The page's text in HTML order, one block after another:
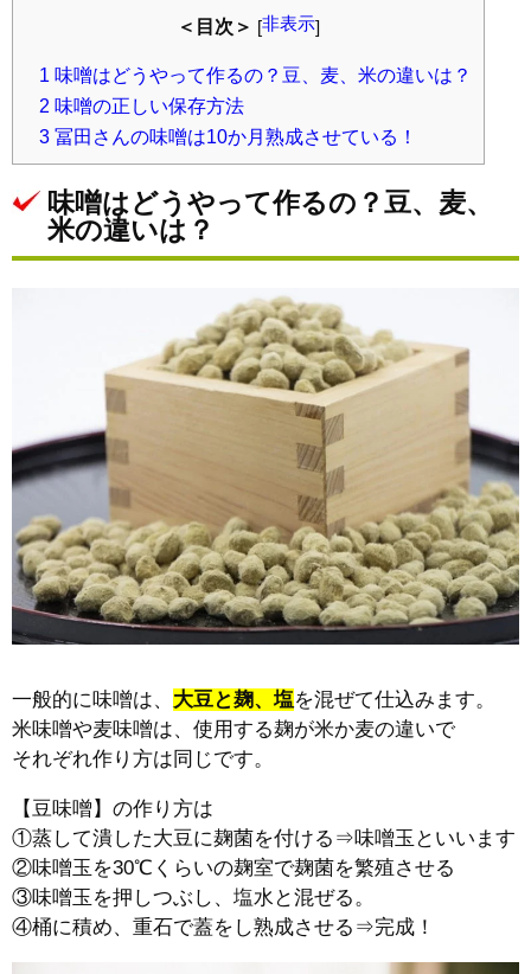
＜目次＞ [非表示]
1 味噌はどうやって作るの？豆、麦、米の違いは？
2 味噌の正しい保存方法
3 冨田さんの味噌は10か月熟成させている！
味噌はどうやって作るの？豆、麦、
米の違いは？
一般的に味噌は、 大豆と麹、塩を混ぜて仕込みます。
米味噌や麦味噌は、使用する麹が米か麦の違いで
それぞれ作り方は同じです。
【豆味噌】の作り方は
①蒸して潰した大豆に麹菌を付ける⇒味噌玉といいます
②味噌玉を30℃くらいの麹室で麹菌を繁殖させる
③味噌玉を押しつぶし、塩水と混ぜる。
④桶に積め、重石で蓋をし熟成させる⇒完成！